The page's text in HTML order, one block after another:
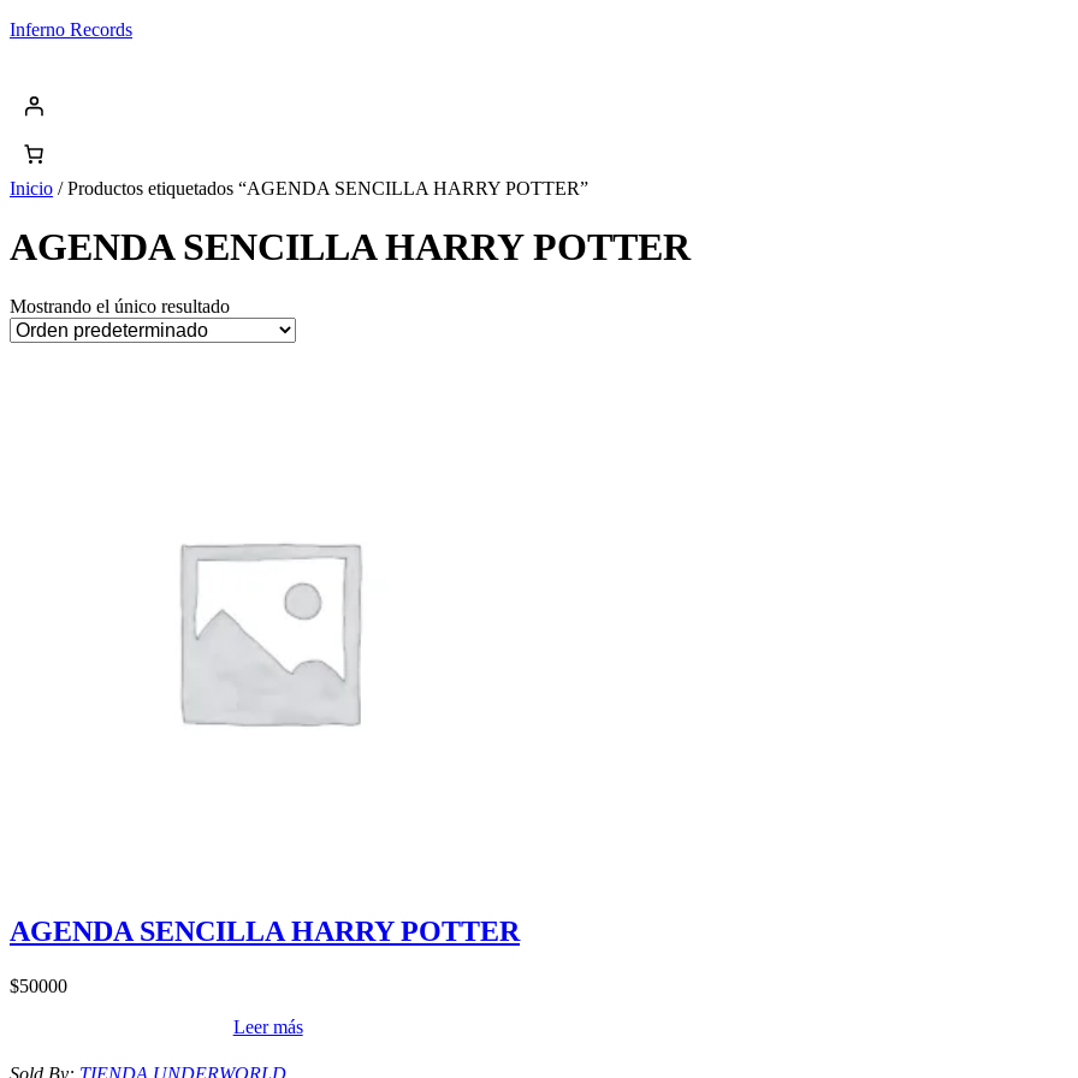
Saltar
Inferno Records
Inicio / Productos etiquetados “AGENDA SENCILLA HARRY POTTER”
AGENDA SENCILLA HARRY POTTER
Mostrando el único resultado
AGENDA SENCILLA HARRY POTTER
$50000
Leer más
Sold By: TIENDA UNDERWORLD